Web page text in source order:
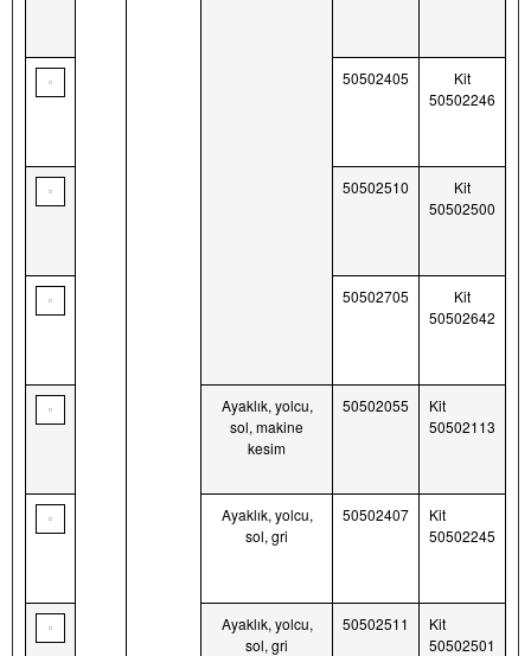
50502405
Kit
50502246
50502510
Kit
50502500
50502705
Kit
50502642
Ayaklık, yolcu,
sol, makine
kesim
50502055
Kit
50502113
Ayaklık, yolcu,
sol, gri
50502407
Kit
50502245
Ayaklık, yolcu,
sol, gri
50502511
Kit
50502501